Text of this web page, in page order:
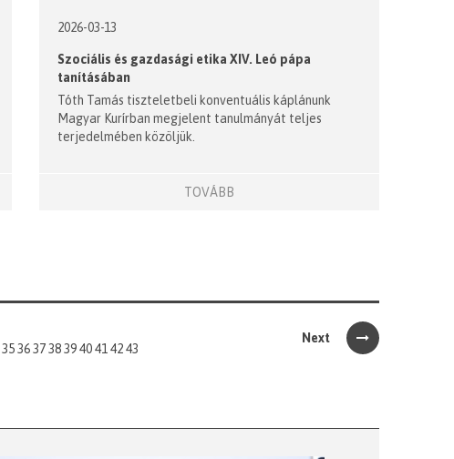
2026-03-13
Szociális és gazdasági etika XIV. Leó pápa
tanításában
Tóth Tamás tiszteletbeli konventuális káplánunk
Magyar Kurírban megjelent tanulmányát teljes
terjedelmében közöljük.
TOVÁBB
35363738394041 4243
Next